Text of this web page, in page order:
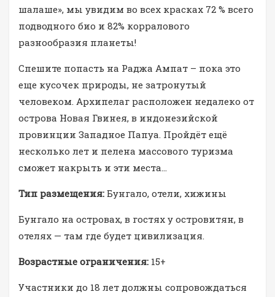
шалаше», мы увидим во всех красках 72 % всего
подводного био и 82% корралового
разнообразия планеты!
Спешите попасть на Раджа Ампат – пока это
еще кусочек природы, не затронутый
человеком. Архипелаг расположен недалеко от
острова Новая Гвинея, в индонезийской
провинции Западное Папуа. Пройдёт ещё
несколько лет и пелена массового туризма
сможет накрыть и эти места…
Тип размещения: Бунгало, отели, хижины
Бунгало на островах, в гостях у островитян, в
отелях — там где будет цивилизация.
Возрастные ограничения: 15+
Участники до 18 лет должны сопровождаться